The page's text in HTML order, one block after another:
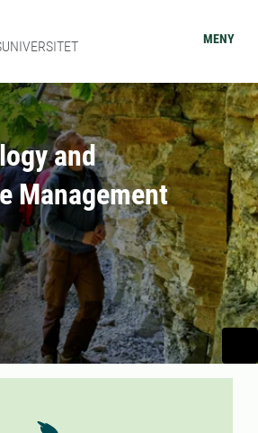
MENY
and
Management